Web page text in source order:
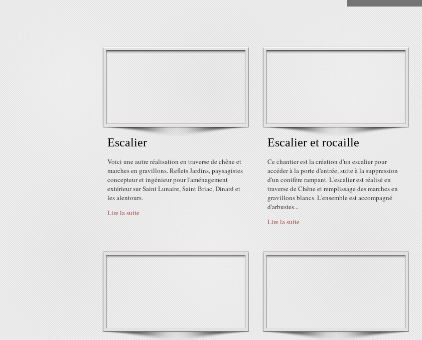
Escalier
Voici une autre réalisation en traverse de chêne et
marches en gravillons. Reflets Jardins, paysagistes
concepteur et ingénieur pour l'aménagement
extérieur sur Saint Lunaire, Saint Briac, Dinard et
les alentours.
Lire la suite
Escalier et rocaille
Ce chantier est la création d'un escalier pour
accéder à la porte d'entrée, suite à la suppression
d'un conifère rampant. L'escalier est réalisé en
traverse de Chêne et remplissage des marches en
gravillons blancs. L'ensemble est accompagné
d'arbustes...
Lire la suite